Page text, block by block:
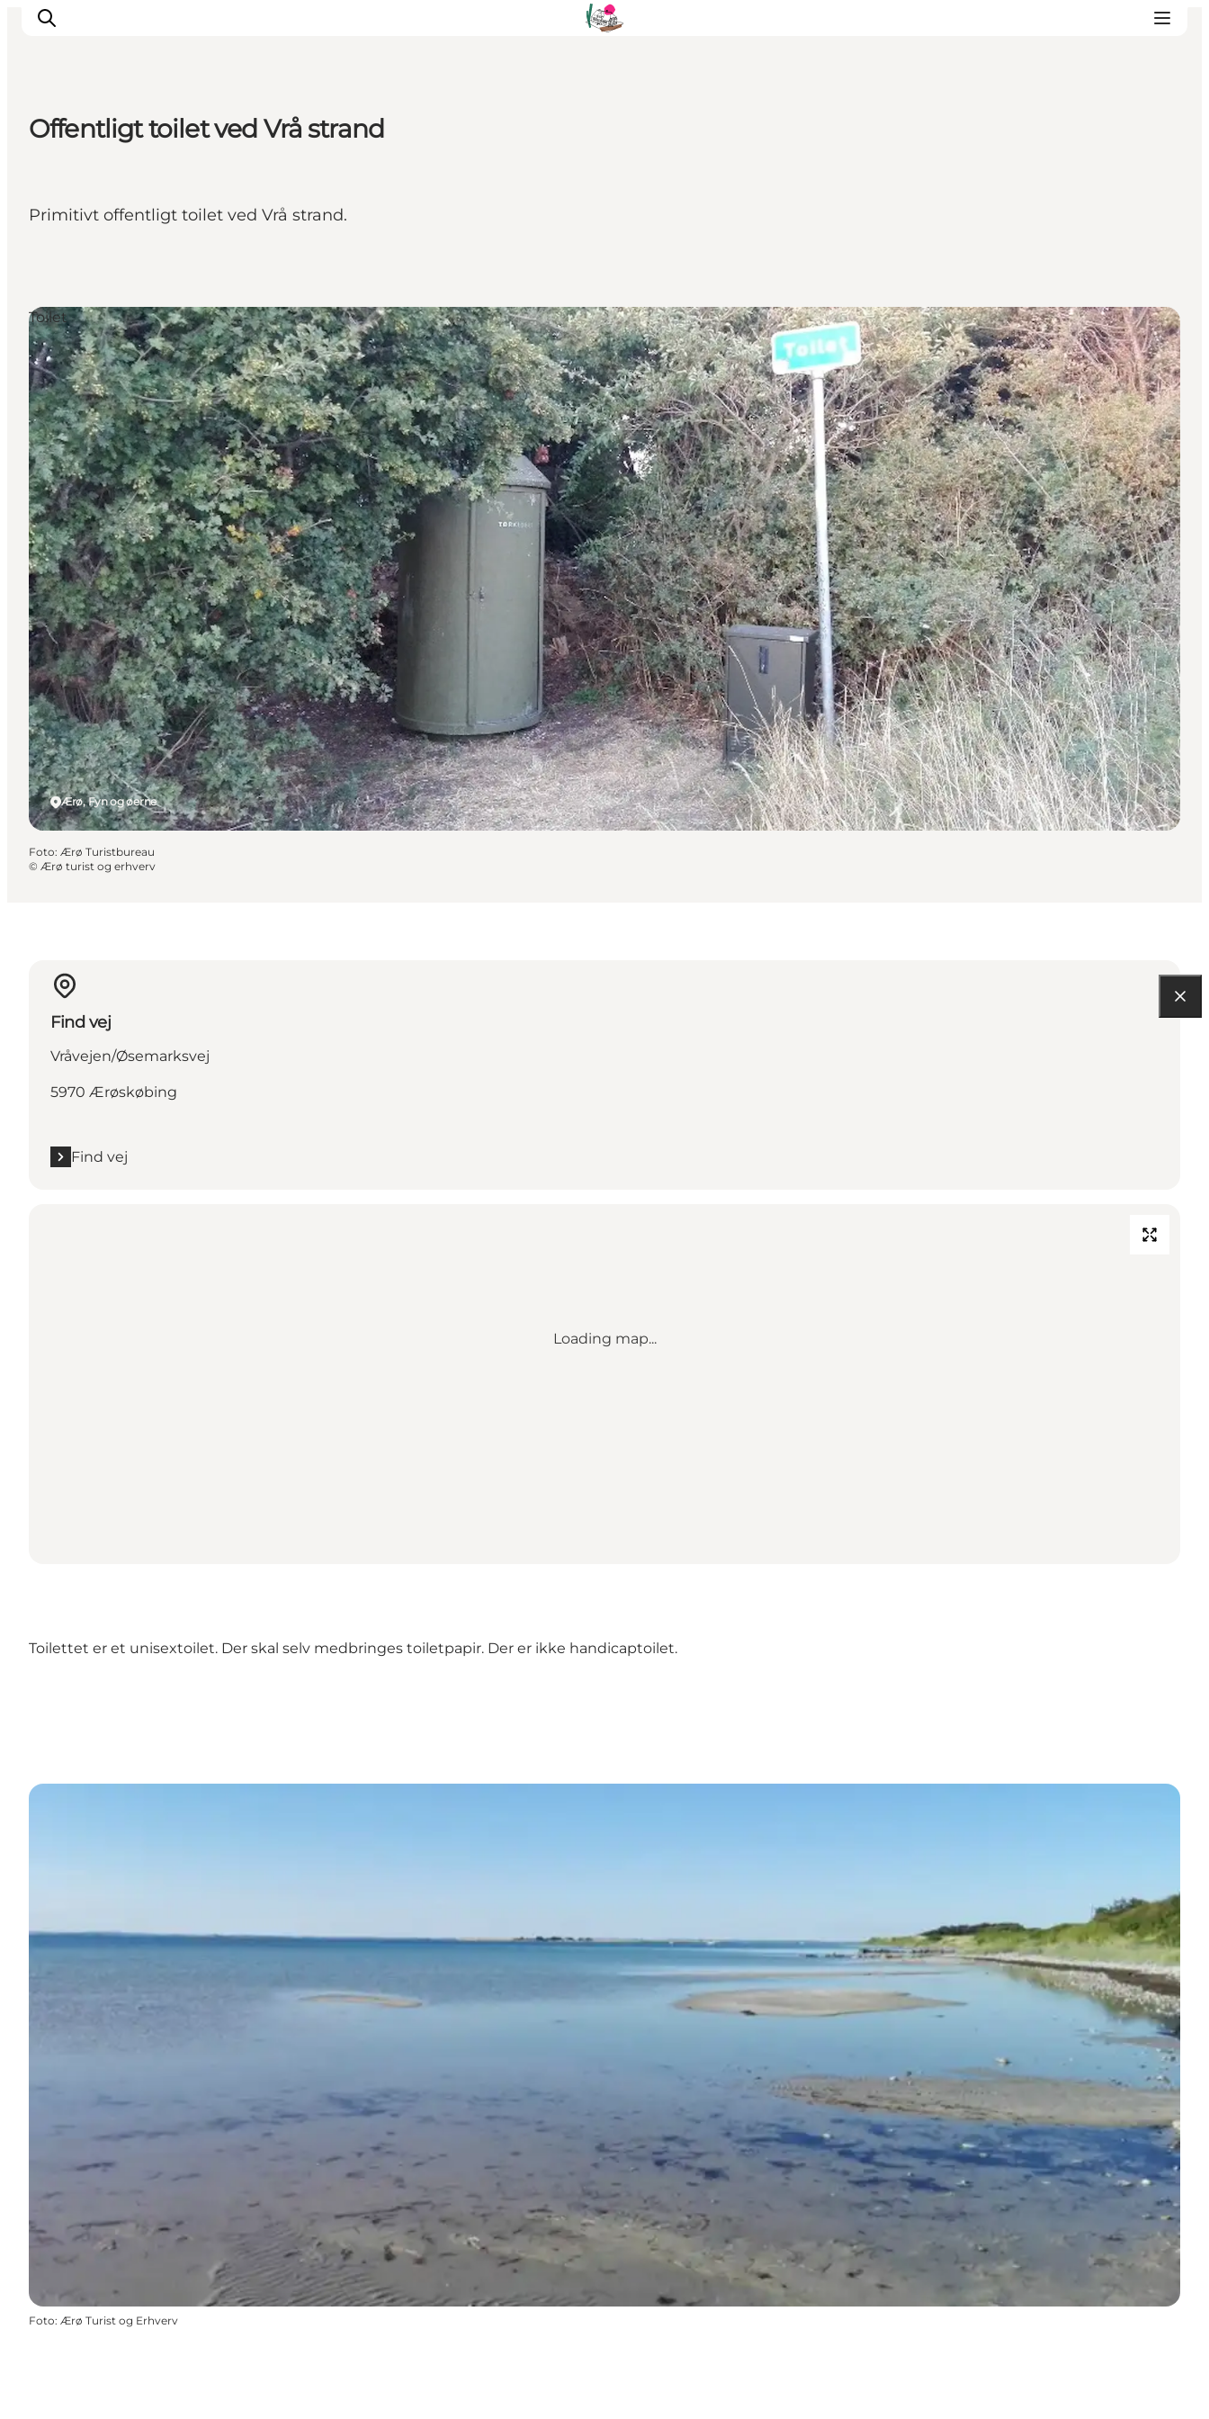
Geopark Besøgscenter
Om Søbygaard
Offentligt toilet ved Vrå strand
Primitivt offentligt toilet ved Vrå strand.
Ærø, Fyn og øerne
Toilet
Foto: Ærø Turistbureau
© Ærø turist og erhverv
Find vej
Vråvejen/Øsemarksvej
5970 Ærøskøbing
Find vej
Loading map...
Toilettet er et unisextoilet. Der skal selv medbringes toiletpapir. Der er ikke handicaptoilet.
Foto: Ærø Turist og Erhverv